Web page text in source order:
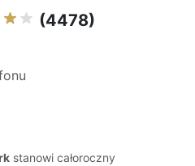
(4478)
stanowi całoroczny